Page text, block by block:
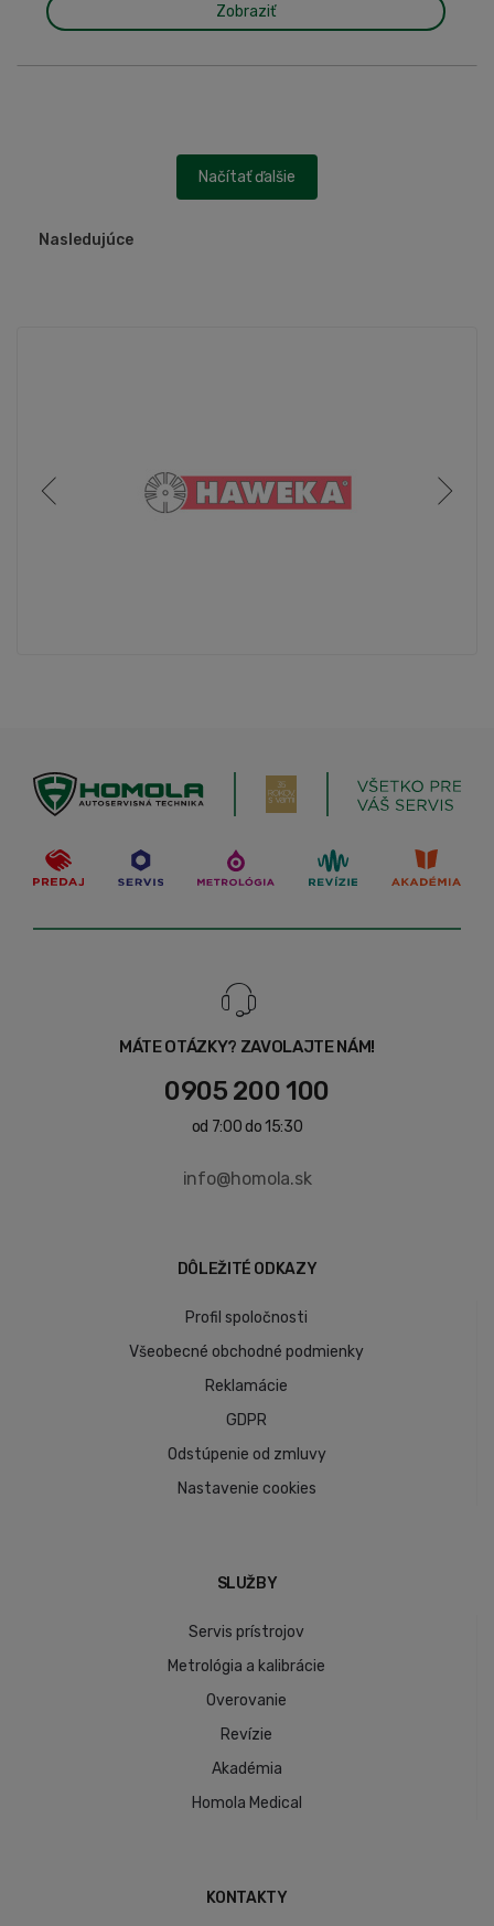
Zobraziť
Načítať ďalšie
Nasledujúce
MÁTE OTÁZKY? ZAVOLAJTE NÁM!
0905 200 100
od 7:00 do 15:30
info@homola.sk
DÔLEŽITÉ ODKAZY
Profil spoločnosti
Všeobecné obchodné podmienky
Reklamácie
GDPR
Odstúpenie od zmluvy
Nastavenie cookies
SLUŽBY
Servis prístrojov
Metrológia a kalibrácie
Overovanie
Revízie
Akadémia
Homola Medical
KONTAKTY